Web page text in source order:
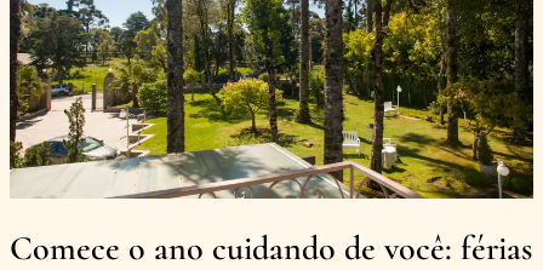
Comece o ano cuidando de você: férias